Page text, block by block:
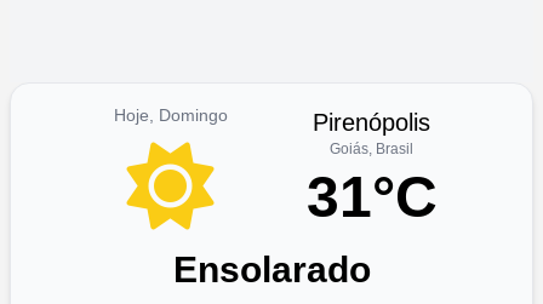
Hoje, Domingo Pirenópolis
Goiás, Brasil
31°C
Ensolarado